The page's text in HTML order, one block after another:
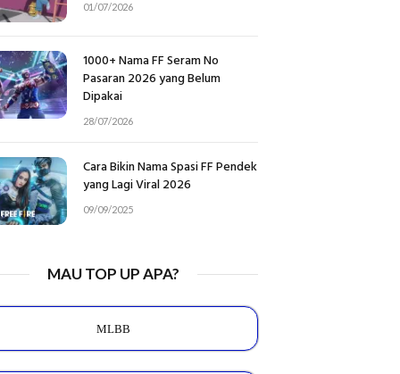
01/07/2026
1000+ Nama FF Seram No
Pasaran 2026 yang Belum
Dipakai
28/07/2026
Cara Bikin Nama Spasi FF Pendek
yang Lagi Viral 2026
09/09/2025
MAU TOP UP APA?
MLBB